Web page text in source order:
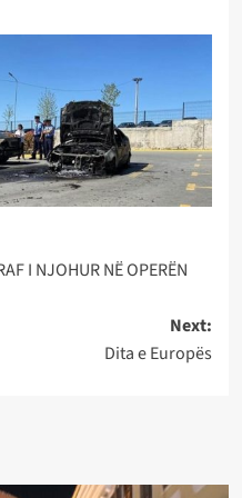
I NJOHUR NË OPERËN
Next:
Dita e Europës